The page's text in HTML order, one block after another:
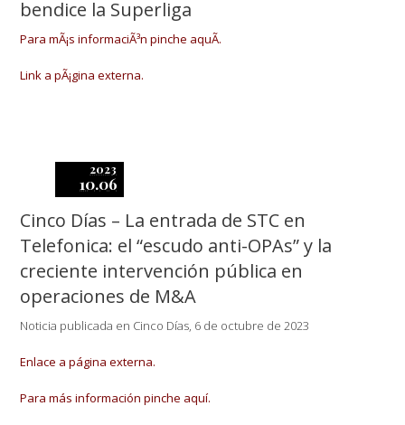
bendice la Superliga
Para mÃ¡s informaciÃ³n pinche aquÃ­.
Link a pÃ¡gina externa.
2023
10.06
Cinco Días – La entrada de STC en
Telefonica: el “escudo anti-OPAs” y la
creciente intervención pública en
operaciones de M&A
Noticia publicada en Cinco Días, 6 de octubre de 2023
Enlace a página externa.
Para más información pinche aquí.